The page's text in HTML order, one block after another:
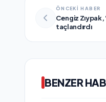
ÖNCEKİ HABER
Cengiz Zıypak,
taçlandırdı
BENZER